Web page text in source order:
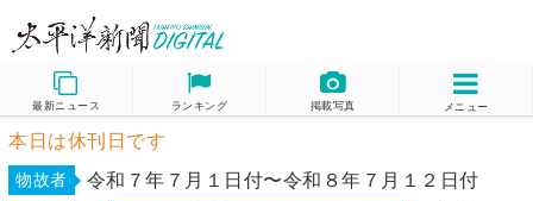
最新ニュース ランキング 掲載写真 メニュー
本日は休刊日です
物故者 令和７年７月１日付〜令和８年７月１２日付